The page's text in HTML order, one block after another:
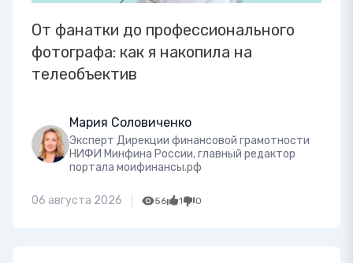
От фанатки до профессионального
фотографа: как я накопила на
телеобъектив
Мария Соловиченко
Эксперт Дирекции финансовой грамотности
НИФИ Минфина России, главный редактор
портала моифинансы.рф
06 августа 2026 56 1 0